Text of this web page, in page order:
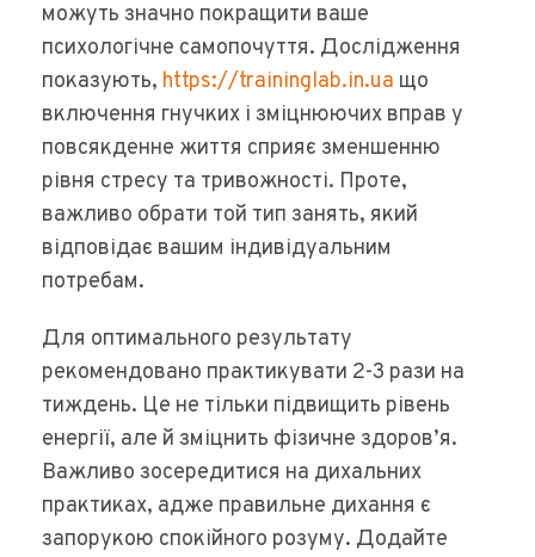
можуть значно покращити ваше
психологічне самопочуття. Дослідження
показують, https://traininglab.in.ua що
включення гнучких і зміцнюючих вправ у
повсякденне життя сприяє зменшенню
рівня стресу та тривожності. Проте,
важливо обрати той тип занять, який
відповідає вашим індивідуальним
потребам.
Для оптимального результату
рекомендовано практикувати 2-3 рази на
тиждень. Це не тільки підвищить рівень
енергії, але й зміцнить фізичне здоров’я.
Важливо зосередитися на дихальних
практиках, адже правильне дихання є
запорукою спокійного розуму. Додайте